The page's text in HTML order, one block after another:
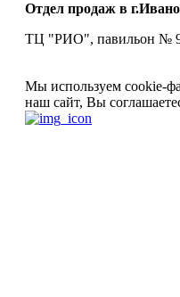
Отдел продаж в
ТЦ "РИО", павильон №
Мы используем cookie-
наш сайт, Вы